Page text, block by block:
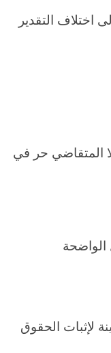
اختلاف التقدير
المتقاضي حر في
الواضحة
لإثبات الحقوق